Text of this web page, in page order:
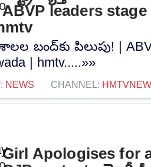
ABVP leaders
బంద్‌కు పిలుపు! |
| hmtv.....»»
NEWS CHANNEL:
Girl Apologises for